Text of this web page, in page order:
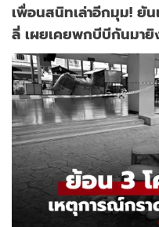
เพื่อนสนิทเล่าอีกมุม! ยั
ลี่ เผยเคยพกบีบีกันมายิ